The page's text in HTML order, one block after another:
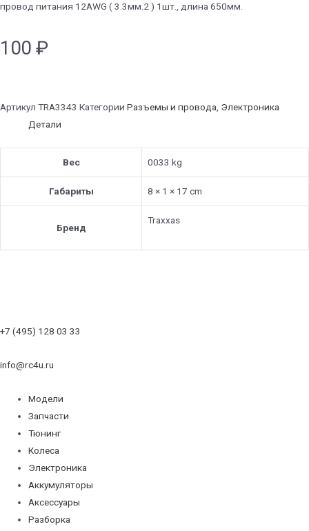
провод питания 12AWG ( 3.3мм.2 ) 1шт., длина 650мм.
100 ₽
Артикул TRA3343 Категории Разъемы и провода, Электроника
Детали
Вес 0033 kg
Габариты 8 × 1 × 17 cm
Бренд
Traxxas
+7 (495) 128 03 33
info@rc4u.ru
Модели
Запчасти
Тюнинг
Колеса
Электроника
Аккумуляторы
Аксессуары
Разборка